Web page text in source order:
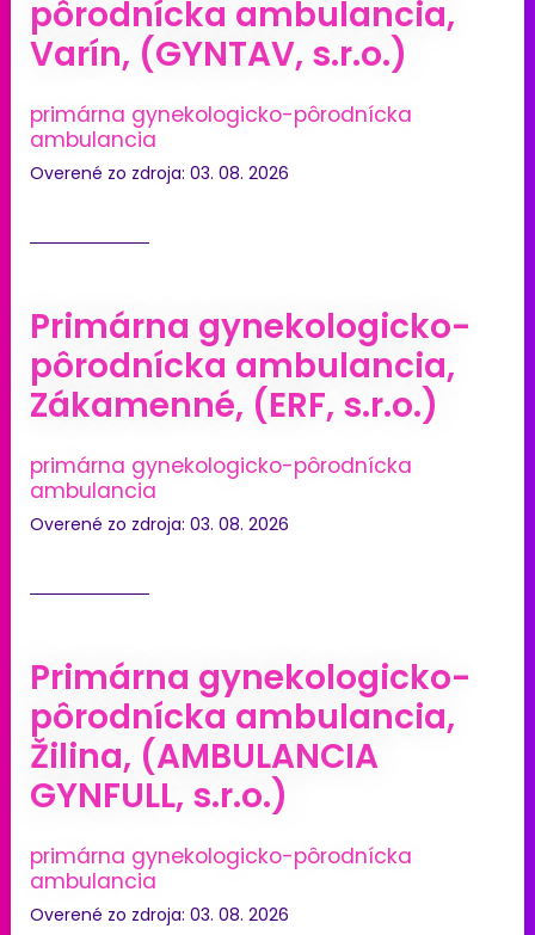
pôrodnícka ambulancia,
Varín, (GYNTAV, s.r.o.)
primárna gynekologicko-pôrodnícka
ambulancia
Overené zo zdroja: 03. 08. 2026
Primárna gynekologicko-
pôrodnícka ambulancia,
Zákamenné, (ERF, s.r.o.)
primárna gynekologicko-pôrodnícka
ambulancia
Overené zo zdroja: 03. 08. 2026
Primárna gynekologicko-
pôrodnícka ambulancia,
Žilina, (AMBULANCIA
GYNFULL, s.r.o.)
primárna gynekologicko-pôrodnícka
ambulancia
Overené zo zdroja: 03. 08. 2026